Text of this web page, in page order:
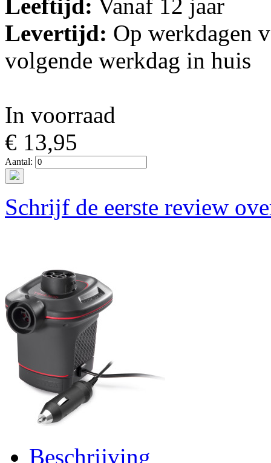
Leeftijd: Vanaf 12 jaar
Levertijd: Op werkdagen
volgende werkdag in huis
In voorraad
€ 13,95
Aantal:
Schrijf de eerste review
Beschrijving